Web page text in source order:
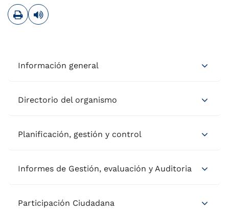
ImprimirLeer contenido
Información general
Directorio del organismo
Planificación, gestión y control
Informes de Gestión, evaluación y Auditoria
Participación Ciudadana